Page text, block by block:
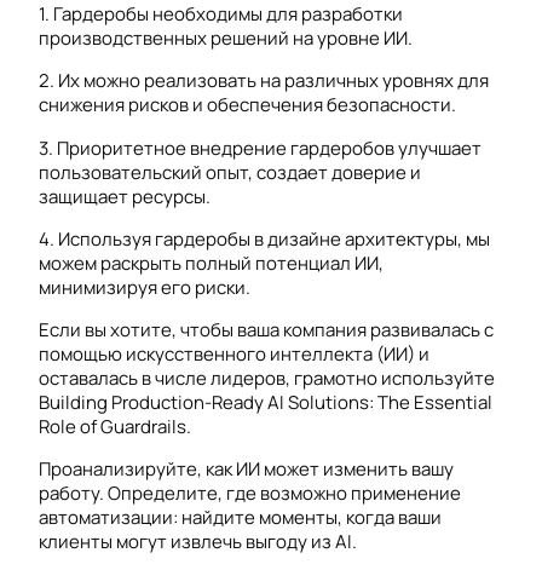
1. Гардеробы необходимы для разработки
производственных решений на уровне ИИ.
2. Их можно реализовать на различных уровнях для
снижения рисков и обеспечения безопасности.
3. Приоритетное внедрение гардеробов улучшает
пользовательский опыт, создает доверие и
защищает ресурсы.
4. Используя гардеробы в дизайне архитектуры, мы
можем раскрыть полный потенциал ИИ,
минимизируя его риски.
Если вы хотите, чтобы ваша компания развивалась с
помощью искусственного интеллекта (ИИ) и
оставалась в числе лидеров, грамотно используйте
Building Production-Ready AI Solutions: The Essential
Role of Guardrails.
Проанализируйте, как ИИ может изменить вашу
работу. Определите, где возможно применение
автоматизации: найдите моменты, когда ваши
клиенты могут извлечь выгоду из AI.